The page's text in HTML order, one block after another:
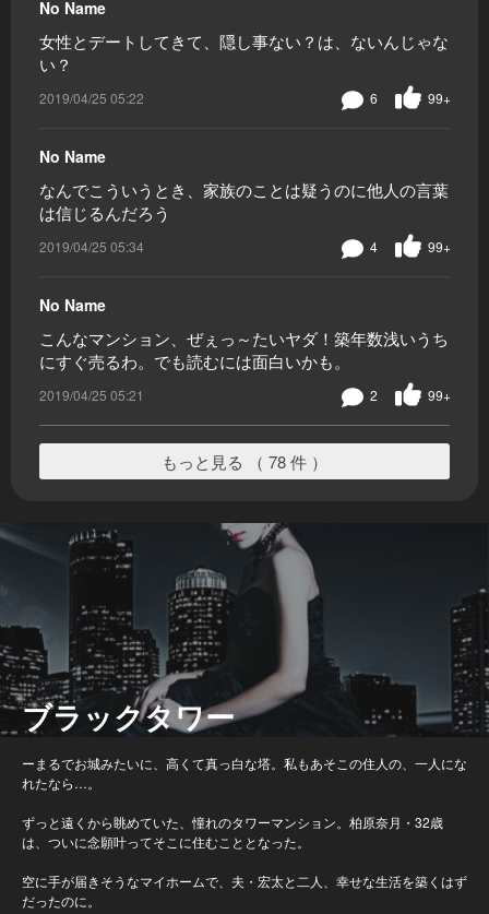
No Name
女性とデートしてきて、隠し事ない？は、ないんじゃな
い？
2019/04/25 05:22 99+
6
No Name
なんでこういうとき、家族のことは疑うのに他人の言葉
は信じるんだろう
2019/04/25 05:34 99+
4
No Name
こんなマンション、ぜぇっ～たいヤダ！築年数浅いうち
にすぐ売るわ。でも読むには面白いかも。
2019/04/25 05:21 99+
2
もっと見る （ 78 件 ）
ブラックタワー
ーまるでお城みたいに、高くて真っ白な塔。私もあそこの住人の、一人にな
れたなら…。
ずっと遠くから眺めていた、憧れのタワーマンション。柏原奈月・32歳
は、ついに念願叶ってそこに住むこととなった。
空に手が届きそうなマイホームで、夫・宏太と二人、幸せな生活を築くはず
だったのに。